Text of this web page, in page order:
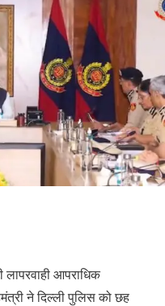
आपराधिक
ने दिल्ली पुलिस को छह